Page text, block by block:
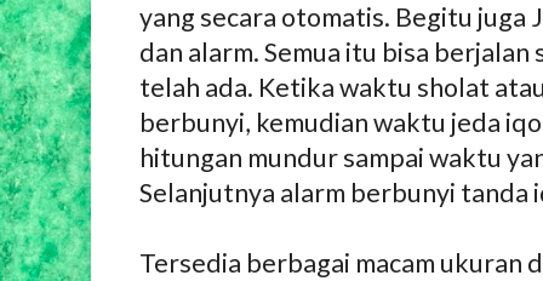
yang secara otomatis. Begitu juga
dan alarm. Semua itu bisa
telah ada. Ketika waktu sholat
berbunyi, kemudian waktu jeda
hitungan mundur sampai waktu
Selanjutnya alarm berbunyi tanda
Tersedia berbagai macam ukuran